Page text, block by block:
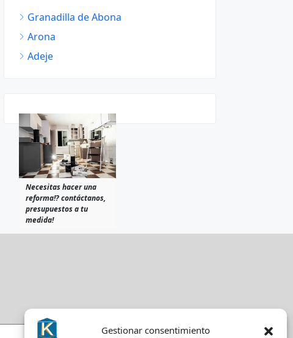
Gestionar consentimiento
Granadilla de Abona
Arona
Adeje
Necesitas hacer una
reforma!? contáctanos,
presupuestos a tu
medida!
Envio